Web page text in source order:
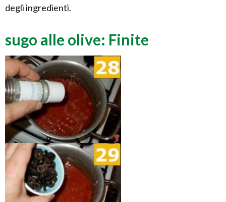
degli ingredienti.
sugo alle olive: Finite